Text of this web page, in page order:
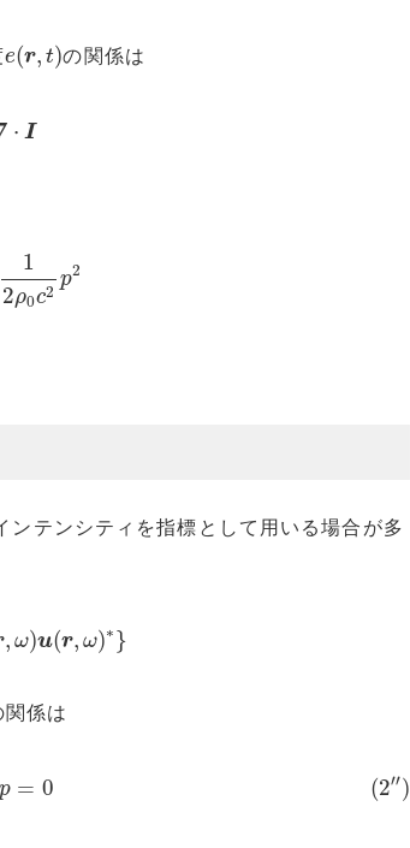
e(r, t)
( ) の関係は
⋅ I
1
2ρ0c2
p2
0
テンシティを指標として用いる場合が多
, ω)u(r, ω)∗}
係は
p = 0 (2′′)